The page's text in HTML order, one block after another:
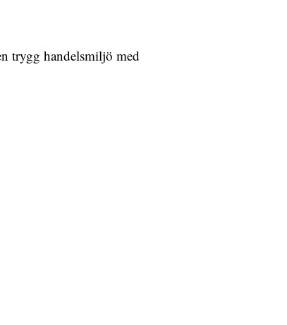
trygg handelsmiljö med